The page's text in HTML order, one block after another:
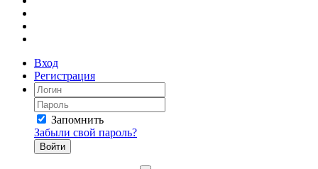
Вход
Регистрация
Запомнить
Забыли свой пароль?